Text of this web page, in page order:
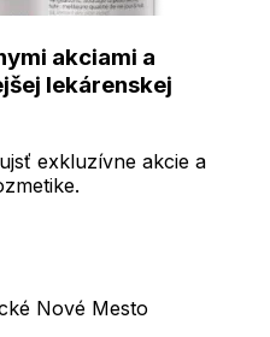
akciami a
lekárenskej
exkluzívne akcie a
Nové Mesto